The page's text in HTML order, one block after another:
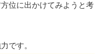
位に出かけてみようと考
です。